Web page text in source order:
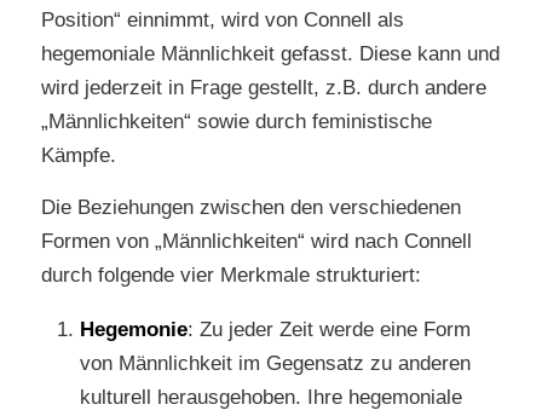
Position“ einnimmt, wird von Connell als
hegemoniale Männlichkeit gefasst. Diese kann und
wird jederzeit in Frage gestellt, z.B. durch andere
„Männlichkeiten“ sowie durch feministische
Kämpfe.
Die Beziehungen zwischen den verschiedenen
Formen von „Männlichkeiten“ wird nach Connell
durch folgende vier Merkmale strukturiert:
Hegemonie: Zu jeder Zeit werde eine Form
von Männlichkeit im Gegensatz zu anderen
kulturell herausgehoben. Ihre hegemoniale